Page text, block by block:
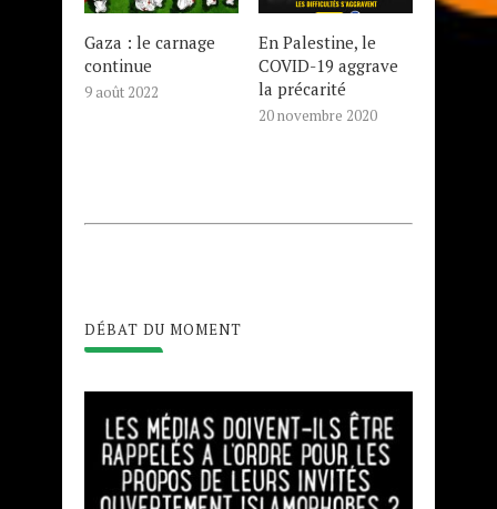
Gaza : le carnage
continue
9 août 2022
En Palestine, le
COVID-19 aggrave
la précarité
20 novembre 2020
DÉBAT DU MOMENT